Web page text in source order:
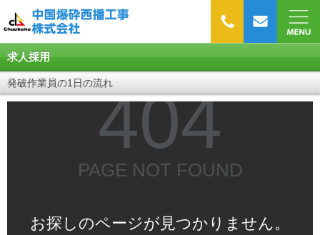
求人採用
発破作業員の1日の流れ